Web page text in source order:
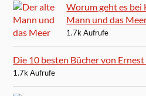
Worum geht es bei
Mann und das
1.7k Aufrufe
Die 10 besten Bücher von
1.7k Aufrufe